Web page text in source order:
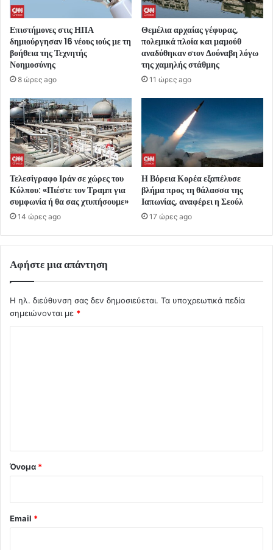
Επιστήμονες στις ΗΠΑ
δημιούργησαν 16 νέους ιούς με τη
βοήθεια της Τεχνητής
Νοημοσύνης
8 ώρες ago
Θεμέλια αρχαίας γέφυρας,
πολεμικά πλοία και μαμούθ
αναδύθηκαν στον Δούναβη λόγω
της χαμηλής στάθμης
11 ώρες ago
Τελεσίγραφο Ιράν σε χώρες του
Κόλπου: «Πιέστε τον Τραμπ για
συμφωνία ή θα σας χτυπήσουμε»
14 ώρες ago
Η Βόρεια Κορέα εξαπέλυσε
βλήμα προς τη θάλασσα της
Ιαπωνίας, αναφέρει η Σεούλ
17 ώρες ago
Αφήστε μια απάντηση
Η ηλ. διεύθυνση σας δεν δημοσιεύεται. Τα υποχρεωτικά πεδία
σημειώνονται με *
Όνομα *
Email *